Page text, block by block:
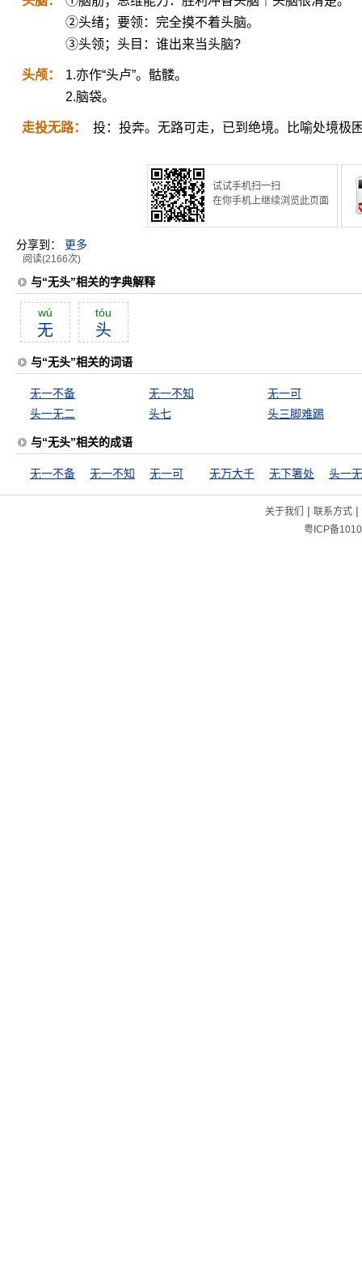
②头绪；要领：完全摸不着头脑。
③头领；头目：谁出来当头脑?
头颅：
1.亦作“头卢”。骷髅。
2.脑袋。
走投无路： 投：投奔。无路可走，已到绝境。比喻处境极
试试手机扫一扫
在你手机上继续浏览此页面
分享到： 更多
阅读(2166次)
与“无头”相关的字典解释
wú
无
tóu
头
与“无头”相关的词语
无一不备 无一不知
无一可
头一无二
头七 头三脚难踢
与“无头”相关的成语
无一不备 无一不知 无一可 无万大千 无下箸处 头一
关于我们 | 联系方式|
粤ICP备